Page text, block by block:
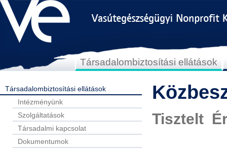
Társadalombiztosítási ellátások
Társadalombiztosítási ellátások
Intézményünk
Szolgáltatások
Társadalmi kapcsolat
Dokumentumok
Tisztelt